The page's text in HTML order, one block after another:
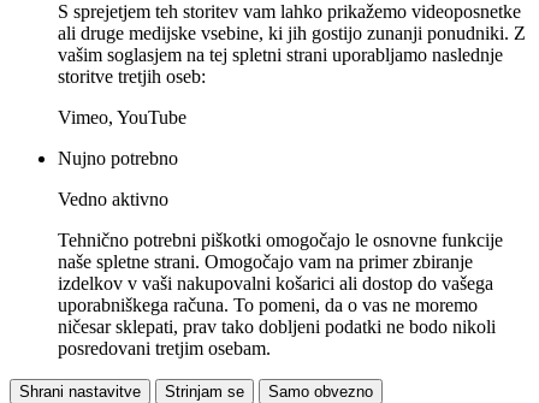
S sprejetjem teh storitev vam lahko prikažemo videoposnetke
ali druge medijske vsebine, ki jih gostijo zunanji ponudniki. Z
vašim soglasjem na tej spletni strani uporabljamo naslednje
storitve tretjih oseb:
Vimeo, YouTube
Nujno potrebno
Vedno aktivno
Tehnično potrebni piškotki omogočajo le osnovne funkcije
naše spletne strani. Omogočajo vam na primer zbiranje
izdelkov v vaši nakupovalni košarici ali dostop do vašega
uporabniškega računa. To pomeni, da o vas ne moremo
ničesar sklepati, prav tako dobljeni podatki ne bodo nikoli
posredovani tretjim osebam.
Shrani nastavitve Strinjam se Samo obvezno